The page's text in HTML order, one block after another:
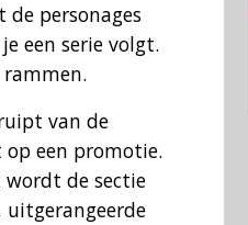
de personages
een serie volgt.
van de
op een promotie.
de sectie
uitgerangeerde